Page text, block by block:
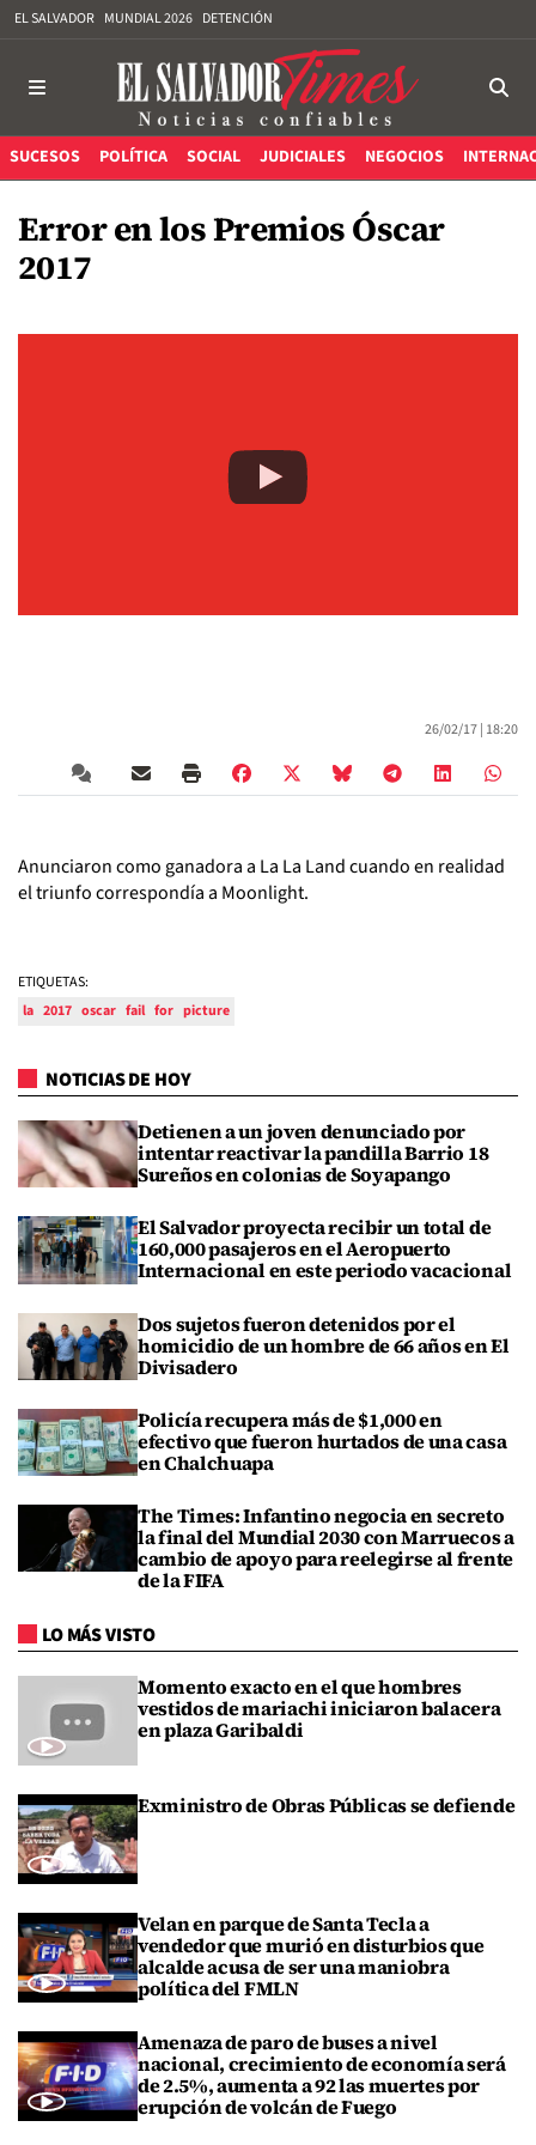
EL SALVADOR MUNDIAL 2026 DETENCIÓN
SUCESOS POLÍTICA SOCIAL JUDICIALES NEGOCIOS
Error en los Premios Óscar
2017
26/02/17 | 18:20
Anunciaron como ganadora a La La Land cuando en realidad
el triunfo correspondía a Moonlight.
ETIQUETAS:
la 2017 oscar fail for picture
NOTICIAS DE HOY
Detienen a un joven denunciado por
intentar reactivar la pandilla Barrio 18
Sureños en colonias de Soyapango
El Salvador proyecta recibir un total de
160,000 pasajeros en el Aeropuerto
Internacional en este periodo vacacional
Dos sujetos fueron detenidos por el
homicidio de un hombre de 66 años en El
Divisadero
Policía recupera más de $1,000 en
efectivo que fueron hurtados de una casa
en Chalchuapa
The Times: Infantino negocia en secreto
la final del Mundial 2030 con Marruecos a
cambio de apoyo para reelegirse al frente
de la FIFA
LO MÁS VISTO
Momento exacto en el que hombres
vestidos de mariachi iniciaron balacera
en plaza Garibaldi
Exministro de Obras Públicas se defiende
Velan en parque de Santa Tecla a
vendedor que murió en disturbios que
alcalde acusa de ser una maniobra
política del FMLN
Amenaza de paro de buses a nivel
nacional, crecimiento de economía será
de 2.5%, aumenta a 92 las muertes por
erupción de volcán de Fuego